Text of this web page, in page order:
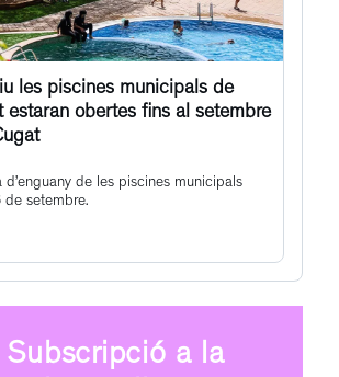
les piscines municipals de
estaran obertes fins al setembre
d’enguany de les piscines municipals
de setembre.
Subscripció a la